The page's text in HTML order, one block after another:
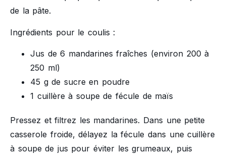
de la pâte.
Ingrédients pour le coulis :
Jus de 6 mandarines fraîches (environ 200 à
250 ml)
45 g de sucre en poudre
1 cuillère à soupe de fécule de maïs
Pressez et filtrez les mandarines. Dans une petite
casserole froide, délayez la fécule dans une cuillère
à soupe de jus pour éviter les grumeaux, puis